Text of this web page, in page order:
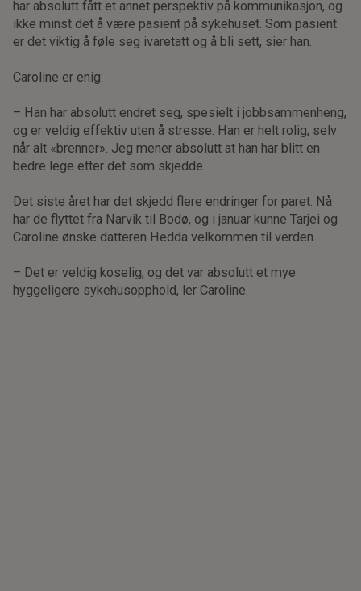
har absolutt fått et annet perspektiv på kommunikasjon, og
ikke minst det å være pasient på sykehuset. Som pasient
er det viktig å føle seg ivaretatt og å bli sett, sier han.
Caroline er enig:
– Han har absolutt endret seg, spesielt i jobbsammenheng,
og er veldig effektiv uten å stresse. Han er helt rolig, selv
når alt «brenner». Jeg mener absolutt at han har blitt en
bedre lege etter det som skjedde.
Det siste året har det skjedd flere endringer for paret. Nå
har de flyttet fra Narvik til Bodø, og i januar kunne Tarjei og
Caroline ønske datteren Hedda velkommen til verden.
– Det er veldig koselig, og det var absolutt et mye
hyggeligere sykehusopphold, ler Caroline.